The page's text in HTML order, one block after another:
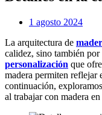
1 agosto 2024
La arquitectura de
calidez, sino también
personalización que
madera permiten reflejar
continuación,
al trabajar con madera